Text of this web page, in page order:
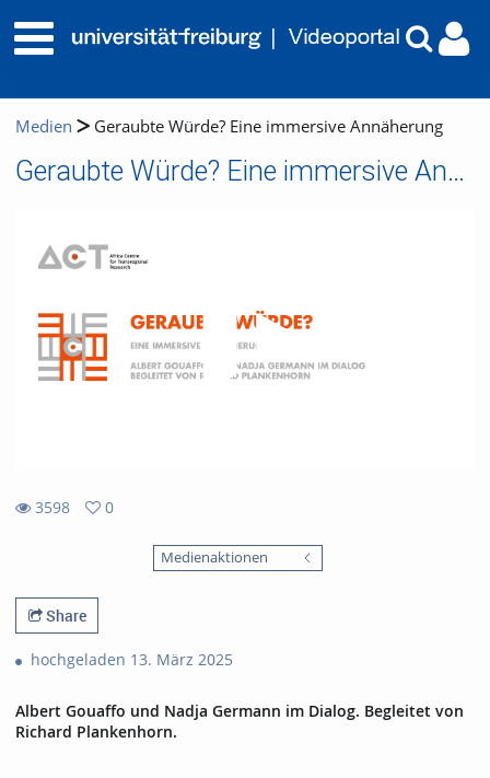
Medien Geraubte Würde? Eine immersive Annäherung
Geraubte Würde? Eine immersive Annäherung
3598
0
Medienaktionen
Share
hochgeladen 13. März 2025
Albert Gouaffo und Nadja Germann im Dialog. Begleitet von
Richard Plankenhorn.